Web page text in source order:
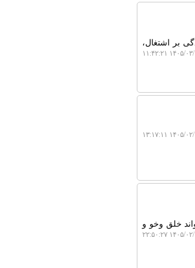
بر اشتغال،
۰۳/۱۲ ۱۱:۴۲:۲۱
۰۲/۱۶ ۱۳:۱۷:۱۱
خلق وخو و
۰۲/۱۰ ۲۲:۵۰:۲۷